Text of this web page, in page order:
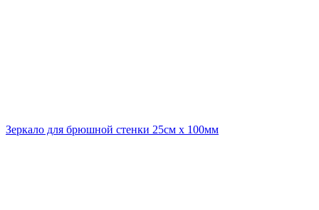
Зеркало для брюшной стенки 25см х 100мм